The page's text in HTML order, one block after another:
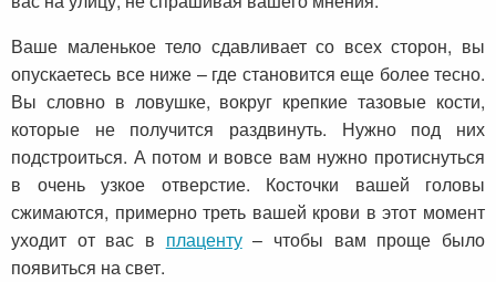
Ваше маленькое тело сдавливает со всех сторон, вы
опускаетесь все ниже – где становится еще более тесно.
Вы словно в ловушке, вокруг крепкие тазовые кости,
которые не получится раздвинуть. Нужно под них
подстроиться. А потом и вовсе вам нужно протиснуться
в очень узкое отверстие. Косточки вашей головы
сжимаются, примерно треть вашей крови в этот момент
уходит от вас в плаценту– чтобы вам проще было
появиться на свет.